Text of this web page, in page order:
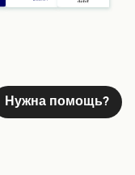
Нужна помощь?